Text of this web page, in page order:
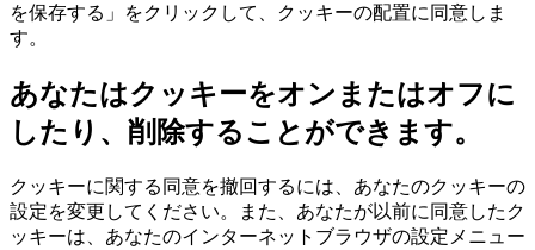
を保存する」をクリックして、クッキーの配置に同意しま
す。
あなたはクッキーをオンまたはオフに
したり、削除することができます。
クッキーに関する同意を撤回するには、あなたのクッキーの
設定を変更してください。また、あなたが以前に同意したク
ッキーは、あなたのインターネットブラウザの設定メニュー